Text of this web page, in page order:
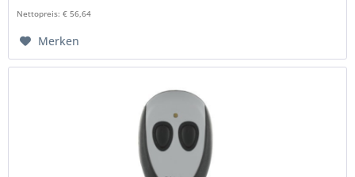
Nettopreis: € 56,64
Merken